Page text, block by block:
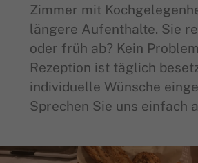
Zimmer mit
längere Aufenthalte. Sie
oder früh ab? Kein
Rezeption ist täglich
individuelle Wünsche
Sprechen Sie uns einfach